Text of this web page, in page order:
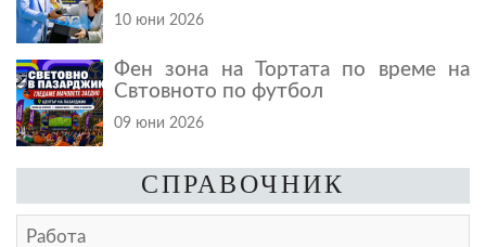
10 юни 2026
Фен зона на Тортата по време на
Свтовното по футбол
09 юни 2026
СПРАВОЧНИК
Работа